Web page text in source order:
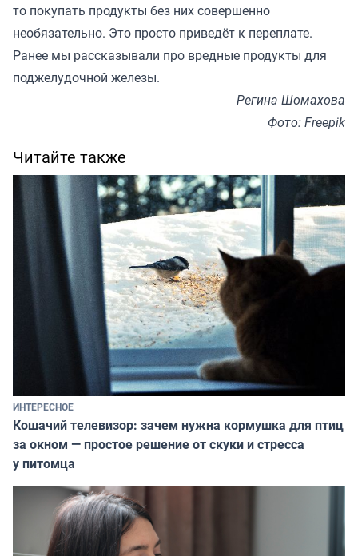
то покупать продукты без них совершенно
необязательно. Это просто приведёт к переплате.
Ранее мы рассказывали про вредные продукты для
поджелудочной железы.
Регина Шомахова
Фото: Freepik
Читайте также
ИНТЕРЕСНОЕ
Кошачий телевизор: зачем нужна кормушка для птиц
за окном — простое решение от скуки и стресса
у питомца